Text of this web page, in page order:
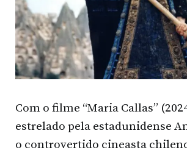
Com o filme “Maria Callas”
estrelado pela estadunidense
o controvertido cineasta